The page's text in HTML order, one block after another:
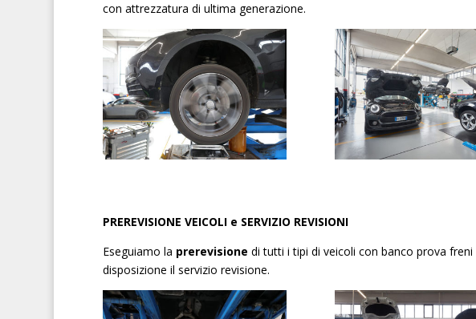
con attrezzatura di ultima generazione.
PREREVISIONE VEICOLI e SERVIZIO REVISIONI
Eseguiamo la prerevisione di tutti i tipi di veicoli con banco prova
disposizione il servizio revisione.